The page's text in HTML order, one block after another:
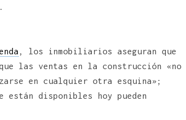
, los inmobiliarios aseguran que
las ventas en la construcción «no
en cualquier otra esquina»;
están disponibles hoy pueden